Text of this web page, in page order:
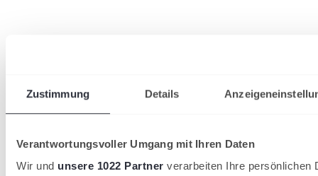
Zustimmung Details
Verantwortungsvoller Umgang mit Ihren Daten
Wir und unsere 1022 Partner verarbeiten Ihre persönlichen